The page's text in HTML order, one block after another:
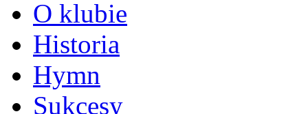
O klubie
Historia
Hymn
Sukcesy